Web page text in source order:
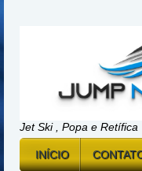
Jet Ski , Popa e Retífica
INÍCIO